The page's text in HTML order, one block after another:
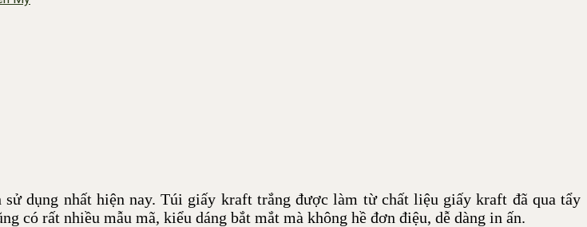
dụng nhất hiện nay. Túi giấy kraft trắng được làm từ chất liệu giấy kraft đã qua tẩy
có rất nhiều mẫu mã, kiểu dáng bắt mắt mà không hề đơn điệu, dễ dàng in ấn.